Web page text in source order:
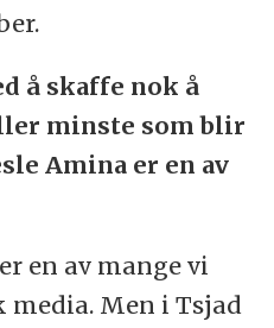
å skaffe nok å
minste som blir
Amina er en av
er en av mange vi
Men i Tsjad